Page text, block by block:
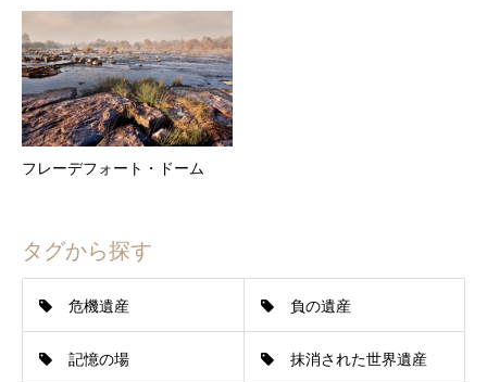
フレーデフォート・ドーム
タグから探す
危機遺産 負の遺産
記憶の場 抹消された世界遺産